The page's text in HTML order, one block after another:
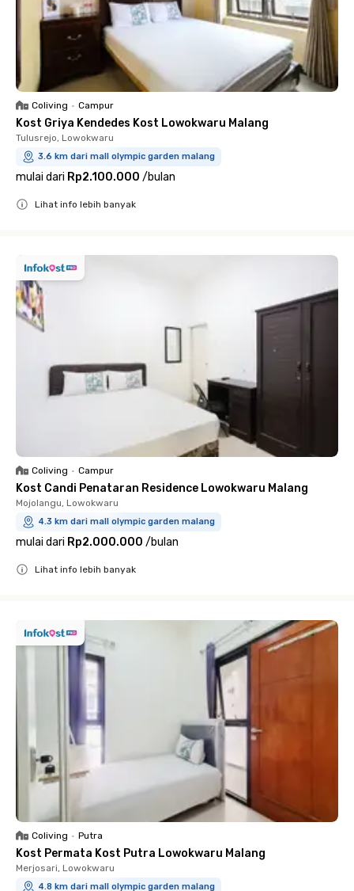
Coliving • Campur
Kost Griya Kendedes Kost Lowokwaru Malang
Tulusrejo, Lowokwaru
3.6 km dari mall olympic garden malang
mulai dari Rp2.100.000 /bulan
Lihat info lebih banyak
Coliving • Campur
Kost Candi Penataran Residence Lowokwaru Malang
Mojolangu, Lowokwaru
4.3 km dari mall olympic garden malang
mulai dari Rp2.000.000 /bulan
Lihat info lebih banyak
Coliving • Putra
Kost Permata Kost Putra Lowokwaru Malang
Merjosari, Lowokwaru
4.8 km dari mall olympic garden malang